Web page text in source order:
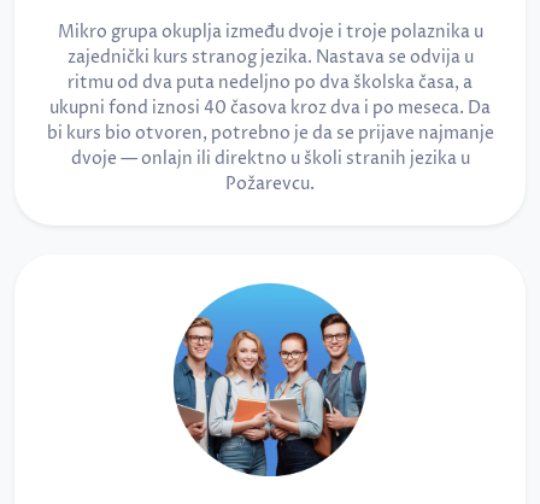
Mikro grupa okuplja između dvoje i troje polaznika u
zajednički kurs stranog jezika. Nastava se odvija u
ritmu od dva puta nedeljno po dva školska časa, a
ukupni fond iznosi 40 časova kroz dva i po meseca. Da
bi kurs bio otvoren, potrebno je da se prijave najmanje
dvoje — onlajn ili direktno u školi stranih jezika u
Požarevcu.